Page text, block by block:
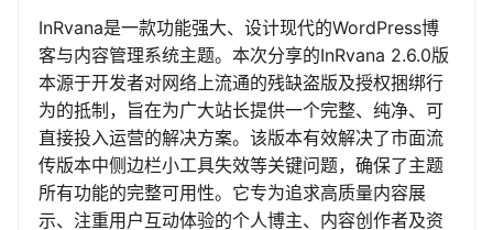
InRvana是一款功能强大、设计现代的WordPress博
客与内容管理系统主题。本次分享的InRvana 2.6.0版
本源于开发者对网络上流通的残缺盗版及授权捆绑行
为的抵制，旨在为广大站长提供一个完整、纯净、可
直接投入运营的解决方案。该版本有效解决了市面流
传版本中侧边栏小工具失效等关键问题，确保了主题
所有功能的完整可用性。它专为追求高质量内容展
示、注重用户互动体验的个人博主、内容创作者及资